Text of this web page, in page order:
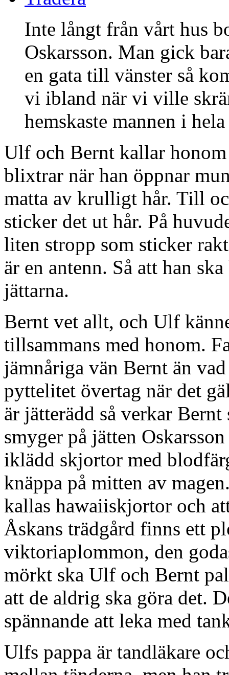
Inte långt från vårt hus
Oskarsson. Man gick
en gata till vänster så
vi ibland när vi ville
hemskaste mannen i
Ulf och Bernt kallar
blixtrar när han öppnar
matta av krulligt hår. Till
sticker det ut hår. På
liten stropp som sticker
är en antenn. Så att han
jättarna.
Bernt vet allt, och Ulf
tillsammans med honom.
jämnåriga vän Bernt än
pyttelitet övertag när det
är jätterädd så verkar
smyger på jätten
iklädd skjortor med
knäppa på mitten av
kallas hawaiiskjortor och
Åskans trädgård finns ett
viktoriaplommon, den
mörkt ska Ulf och Bernt
att de aldrig ska göra det.
spännande att leka med
Ulfs pappa är tandläkare